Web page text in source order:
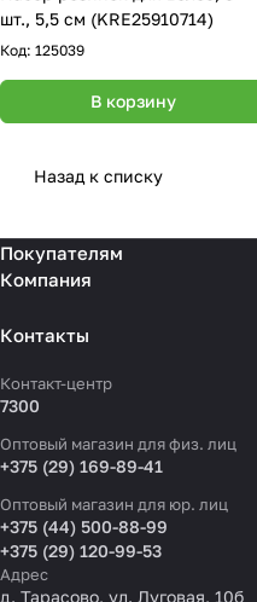
шт., 5,5 см (KRE25910714)
Код: 125039
В корзину
Назад к списку
Покупателям
Компания
Контакты
Контакт-центр
7300
Оптовый магазин для физ. лиц
+375 (29) 169-89-41
Оптовый магазин для юр. лиц
+375 (44) 500-88-99
+375 (29) 120-99-53
Адрес
д. Тарасово, ул. Луговая, 10б